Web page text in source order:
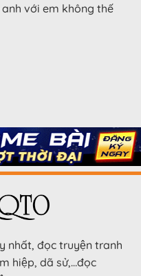
anh với em không thế
nhất, đọc truyện tranh
hiệp, dã sử,…đọc